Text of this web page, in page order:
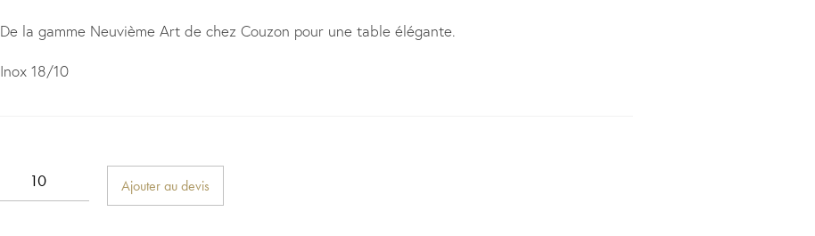
De la gamme Neuvième Art de chez Couzon pour une table élégante.
Inox 18/10
Ajouter au devis